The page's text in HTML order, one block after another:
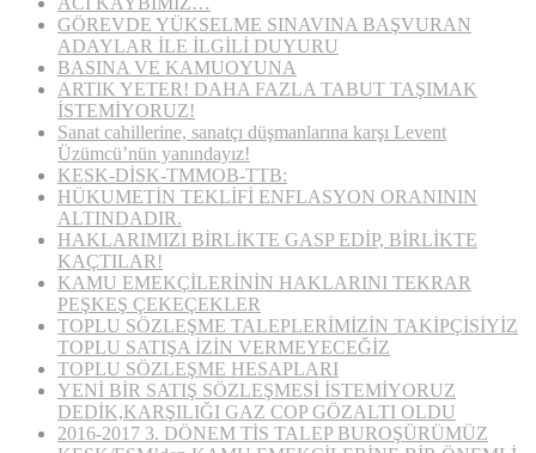
GÖREVDE YÜKSELME SINAVINA BAŞVURAN
ADAYLAR İLE İLGİLİ DUYURU
BASINA VE KAMUOYUNA
ARTIK YETER! DAHA FAZLA TABUT TAŞIMAK
İSTEMİYORUZ!
Sanat cahillerine, sanatçı düşmanlarına karşı Levent
Üzümcü’nün yanındayız!
KESK-DİSK-TMMOB-TTB:
HÜKUMETİN TEKLİFİ ENFLASYON ORANININ
ALTINDADIR.
HAKLARIMIZI BİRLİKTE GASP EDİP, BİRLİKTE
KAÇTILAR!
KAMU EMEKÇİLERİNİN HAKLARINI TEKRAR
PEŞKEŞ ÇEKEÇEKLER
TOPLU SÖZLEŞME TALEPLERİMİZİN TAKİPÇİSİYİZ
TOPLU SATIŞA İZİN VERMEYECEĞİZ
TOPLU SÖZLEŞME HESAPLARI
YENİ BİR SATIŞ SÖZLEŞMESİ İSTEMİYORUZ
DEDİK,KARŞILIĞI GAZ COP GÖZALTI OLDU
2016-2017 3. DÖNEM TİS TALEP BUROŞÜRÜMÜZ